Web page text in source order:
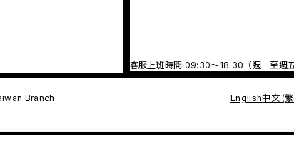
客服上班時間 09:30～18:30（週一至週
English中文 (
Branch